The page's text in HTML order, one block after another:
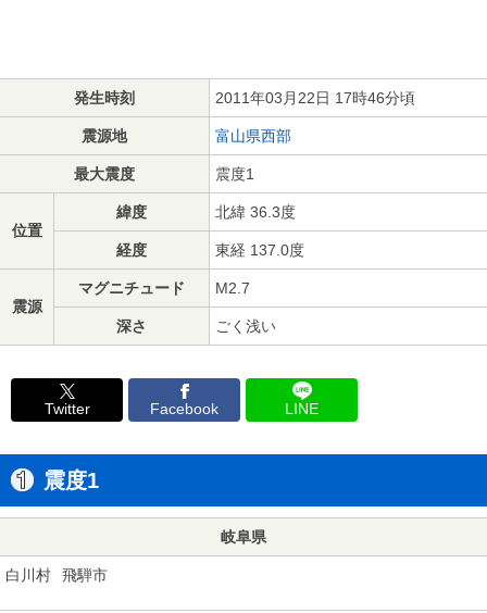
発生時刻 2011年03月22日 17時46分頃
震源地 富山県西部
最大震度 震度1
位置
緯度 北緯 36.3度
経度 東経 137.0度
震源
マグニチュード M2.7
深さ ごく浅い
Twitter Facebook LINE
震度1
岐阜県
白川村 飛騨市